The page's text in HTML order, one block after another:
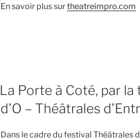
En savoir plus surtheatreimpro.com
La Porte à Coté, par
d’O – Théâtrales
Dans le cadre du festival Théâtrales